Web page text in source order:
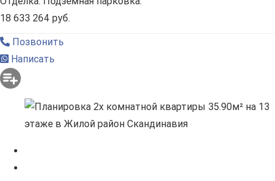
18 633 264 руб.
Позвонить
Написать